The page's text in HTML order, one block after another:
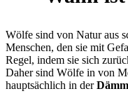
Wölfe sind von Natur aus
Menschen, den sie mit
Regel, indem sie sich
Daher sind Wölfe in von
hauptsächlich in der